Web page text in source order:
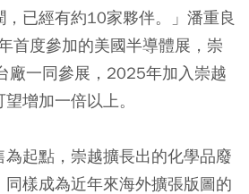
，已經有約10家夥伴。」潘重良
首度參加的美國半導體展，崇
廠一同參展，2025年加入崇越
增加一倍以上。
起點，崇越擴長出的化學品廢
樣成為近年來海外擴張版圖的